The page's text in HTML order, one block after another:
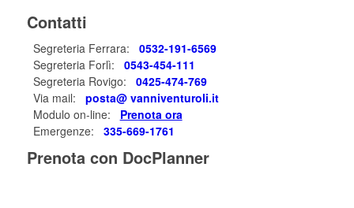
Contatti
Segreteria Ferrara: 0532-191-6569
Segreteria Forlì: 0543-454-111
Segreteria Rovigo: 0425-474-769
Via mail: posta@ vanniventuroli.it
Modulo on-line: Prenota ora
Emergenze: 335-669-1761
Prenota con DocPlanner